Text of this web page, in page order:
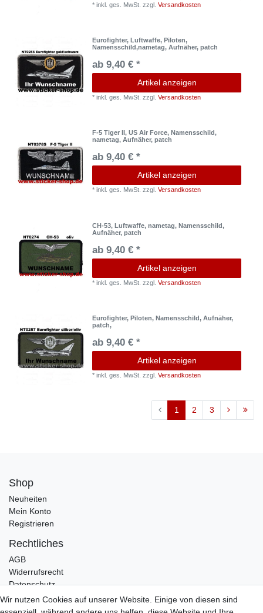
*inkl. ges. MwSt. zzgl.Versandkosten
Eurofighter, Luftwaffe, Piloten,
Namensschild,nametag, Aufnäher, patch
ab 9,40 € *
Artikel anzeigen
*inkl. ges. MwSt. zzgl.Versandkosten
F-5 Tiger II, US Air Force, Namensschild,
nametag, Aufnäher, patch
ab 9,40 € *
Artikel anzeigen
*inkl. ges. MwSt. zzgl.Versandkosten
CH-53, Luftwaffe, nametag, Namensschild,
Aufnäher, patch
ab 9,40 € *
Artikel anzeigen
*inkl. ges. MwSt. zzgl.Versandkosten
Eurofighter, Piloten, Namensschild, Aufnäher,
patch,
ab 9,40 € *
Artikel anzeigen
*inkl. ges. MwSt. zzgl.Versandkosten
1 2 3
Shop
Neuheiten
Mein Konto
Registrieren
Rechtliches
AGB
Widerrufsrecht
Datenschutz
Impressum
Wir nutzen Cookies auf unserer Website. Einige von diesen sind